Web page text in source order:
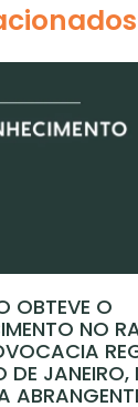
OBTEVE O
NO
DE JANEIRO,